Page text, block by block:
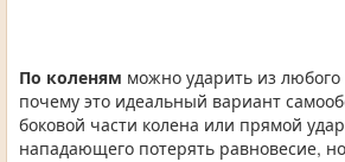
По коленям можно ударить из
почему это идеальный вариант
боковой части колена или прямой
нападающего потерять равновесие,